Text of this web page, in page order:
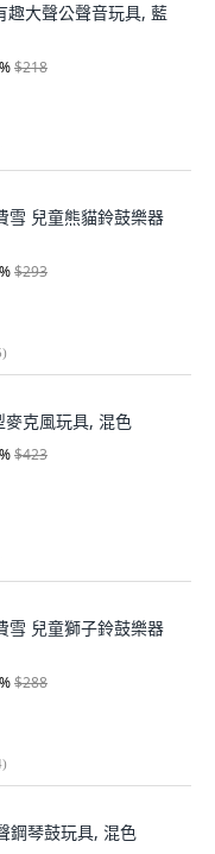
大聲公聲音玩具, 藍
%$218
兒童熊貓鈴鼓樂器
%$293
)
麥克風玩具, 混色
%$423
兒童獅子鈴鼓樂器
%$288
)
鋼琴鼓玩具, 混色